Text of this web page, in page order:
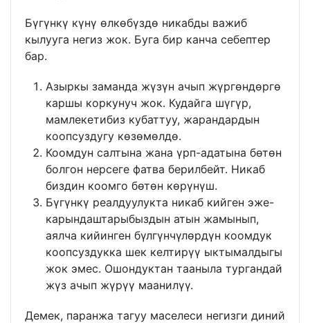
Бүгүнкү күнү өлкөбүздө никабды важиб
кылууга негиз жок. Буга бир канча себептер
бар.
Азыркы заманда жүзүн ачып жүргөндөргө
каршы коркунуч жок. Кудайга шүгүр,
мамлекетибиз кубаттуу, жарандардын
коопсуздугу көзөмөлдө.
Коомдун салтына жана үрп-адатына бөтөн
болгон нерсеге фатва берилбейт. Никаб
биздин коомго бөтөн көрүнүш.
Бүгүнкү реалдуулукта никаб кийген эже-
карындаштарыбыздын атын жамынып,
аялча кийинген бүлгүнчүлөрдүн коомдук
коопсуздукка шек келтирүү ыктымалдыгы
жок эмес. Ошондуктан тааныла тургандай
жүз ачып жүрүү маанилүү.
Демек, паранжа тагуу маселеси негизги диний